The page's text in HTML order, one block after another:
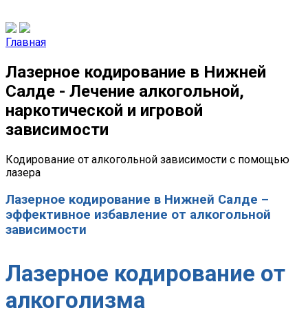
Главная
Лазерное кодирование в Нижней
Салде - Лечение алкогольной,
наркотической и игровой
зависимости
Кодирование от алкогольной зависимости с помощью
лазера
Лазерное кодирование в Нижней Салде –
эффективное избавление от алкогольной
зависимости
Лазерное кодирование от
алкоголизма